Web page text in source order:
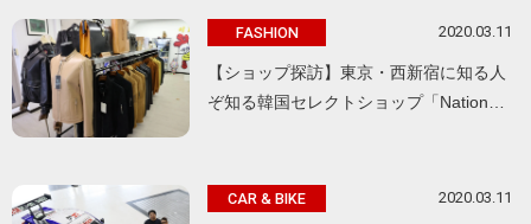
FASHION 2020.03.11
【ショップ探訪】東京・西新宿に知る人
ぞ知る韓国セレクトショップ「Nation…
CAR & BIKE 2020.03.11